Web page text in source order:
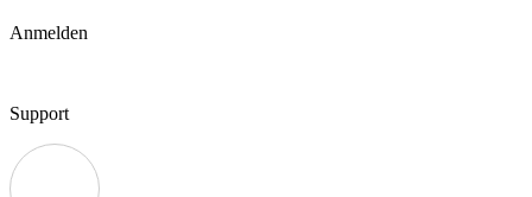
Anmelden
Support